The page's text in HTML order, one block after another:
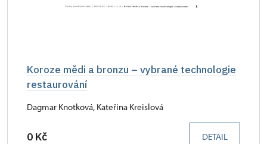
Koroze mědi a bronzu – vybrané technologie
restaurování
Dagmar Knotková, Kateřina Kreislová
0 Kč DETAIL